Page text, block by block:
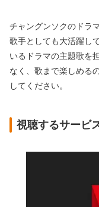
チャングンソクのドラマ
歌手としても大活躍し
いるドラマの主題歌を
なく、歌まで楽しめる
してください。
視聴するサービ